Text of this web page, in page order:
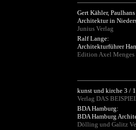
Gert Kähler, Paulhans
Architektur in
Junius Verlag
Ralf Lange:
Architekturführer
Edition Axel Menges
kunst und kirche 3 /
Verlag DAS
BDA Hamburg:
BDA Hamburg
Dölling und Galitz